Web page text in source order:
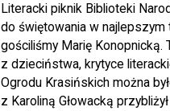
Literacki piknik Biblioteki
do świętowania w
gościliśmy Marię
z dzieciństwa, krytyce
Ogrodu Krasińskich można
z Karoliną Głowacką